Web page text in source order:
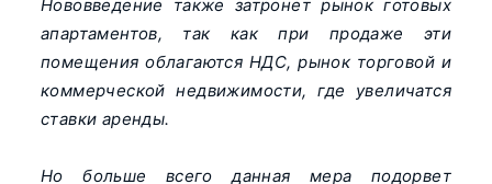
Нововведение также затронет рынок готовых
апартаментов, так как при продаже эти
помещения облагаются НДС, рынок торговой и
коммерческой недвижимости, где увеличатся
ставки аренды.
Но больше всего данная мера подорвет